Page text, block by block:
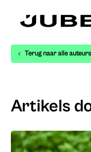
Terug naar alle auteurs
Artikels